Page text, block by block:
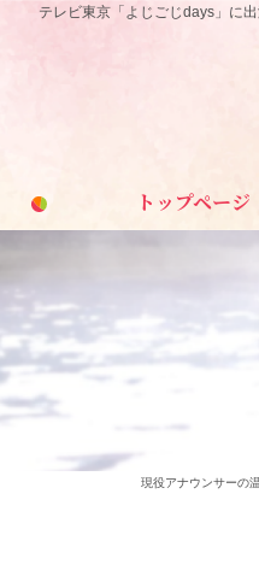
テレビ東京「よじごじdays」に
トップページ
現役アナウンサーの